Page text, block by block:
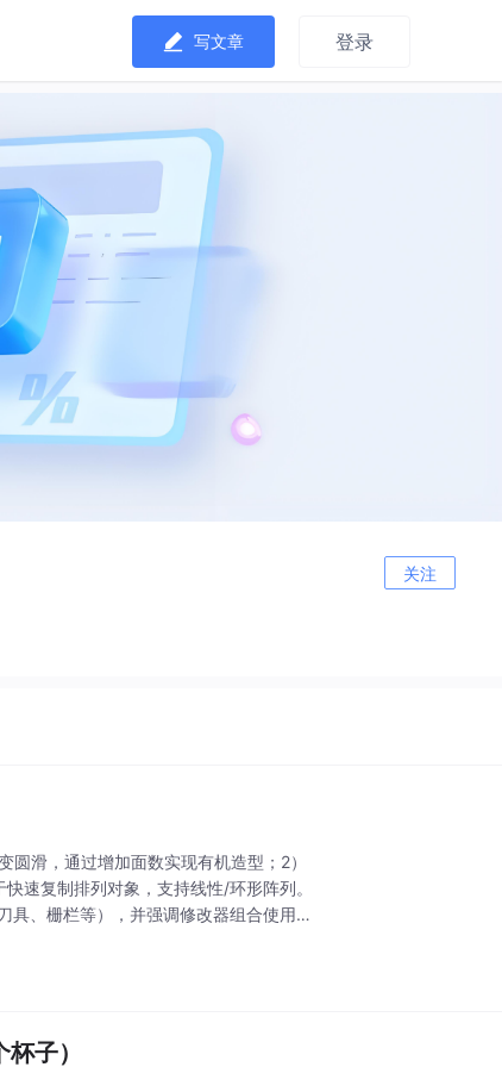
写文章 登录
关注
滑，通过增加面数实现有机造型；2）
速复制排列对象，支持线性/环形阵列。
、栅栏等），并强调修改器组合使用时
子）